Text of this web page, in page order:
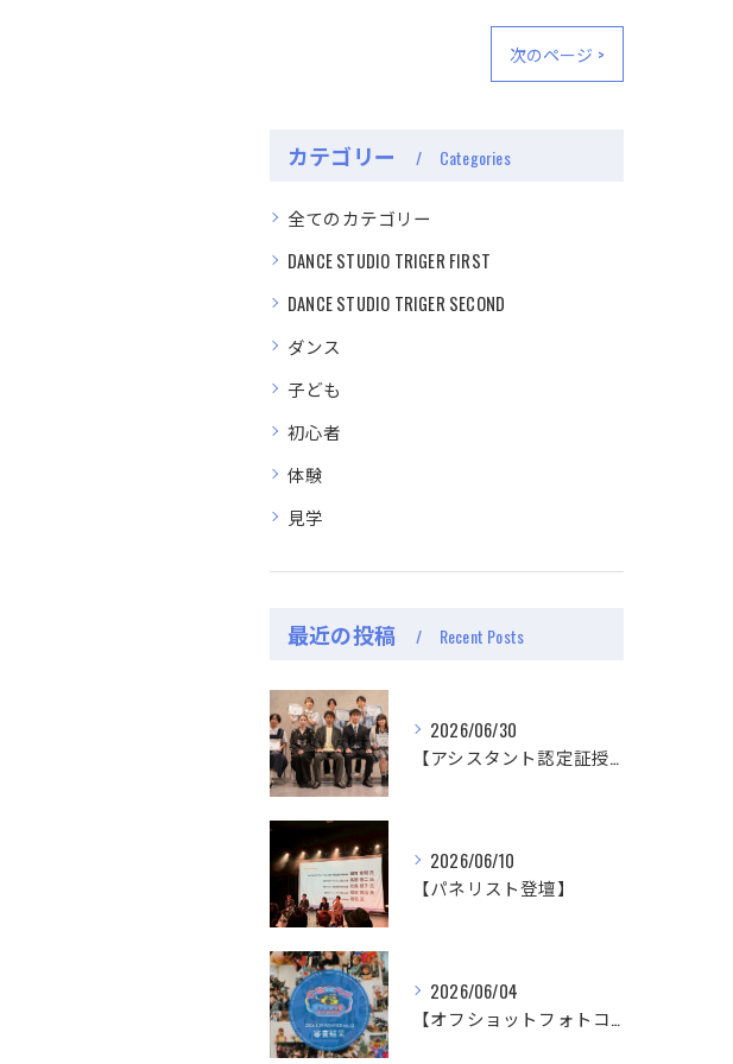
次のページ >
カテゴリー Categories
全てのカテゴリー
DANCE STUDIO TRIGER FIRST
DANCE STUDIO TRIGER SECOND
ダンス
子ども
初心者
体験
見学
最近の投稿 Recent Posts
2026/06/30
【アシスタント認定証授与式】
2026/06/10
【パネリスト登壇】
2026/06/04
【オフショットフォトコンテスト審査結果】